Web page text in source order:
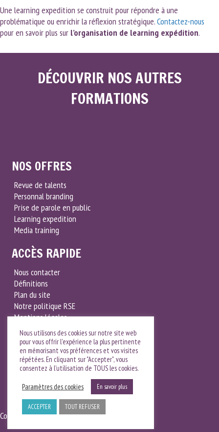
Une learning expedition se construit pour répondre à une
problématique ou enrichir la réflexion stratégique.Contactez-nous
pour en savoir plus sur l’organisation de learning expédition.
DÉCOUVRIR NOS AUTRES
FORMATIONS
NOS OFFRES
Revue de talents
Personnal branding
Prise de parole en public
Learning expedition
Media training
ACCÈS RAPIDE
Nous contacter
Définitions
Plan du site
Notre politique RSE
Mentions légales
CONTACT
14 rue d'Antin – 75002 Paris
07 63 24 28 09
experience@nelta.fr
Conçu parIconink. © 2026 Tous droits réservés.
Nous utilisons des cookies sur notre site web
pour vous offrir l'expérience la plus pertinente
en mémorisant vos préférences et vos visites
répétées. En cliquant sur "Accepter", vous
consentez à l'utilisation de TOUS les cookies.
Paramètres des cookies
En savoir plus
ACCEPTER TOUT REFUSER